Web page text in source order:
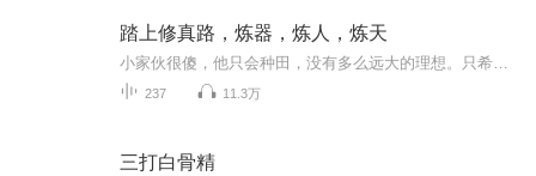
踏上修真路，炼器，炼人，炼天
237 11.3万
三打白骨精